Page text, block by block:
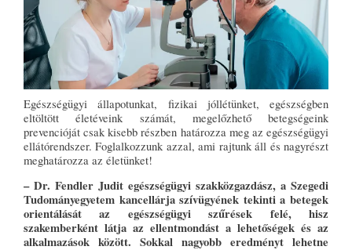
Egészségügyi állapotunkat, fizikai jóllétünket, egészségben
eltöltött életéveink számát, megelőzhető betegségeink
prevencióját csak kisebb részben határozza meg az egészségügyi
ellátórendszer. Foglalkozzunk azzal, ami rajtunk áll és nagyrészt
meghatározza az életünket!
– Dr. Fendler Judit egészségügyi szakközgazdász, a Szegedi
Tudományegyetem kancellárja szívügyének tekinti a betegek
orientálását az egészségügyi szűrések felé, hisz
szakemberként látja az ellentmondást a lehetőségek és az
alkalmazások között. Sokkal nagyobb eredményt lehetne